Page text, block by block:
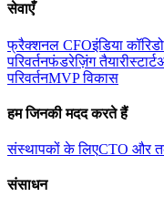
सेवाएँ
फ्रैक्शनल CFOइंडिया
परिवर्तनफंडरेज़िंग तैयारी
परिवर्तनMVP विकास
हम जिनकी मदद करते हैं
संस्थापकों के लिएCTO और
संसाधन